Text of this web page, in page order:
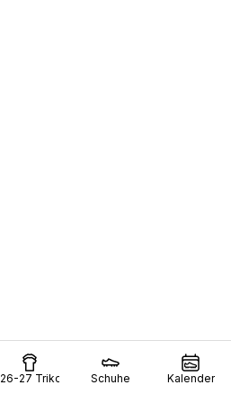
26-27 Trikots Schuhe Kalender